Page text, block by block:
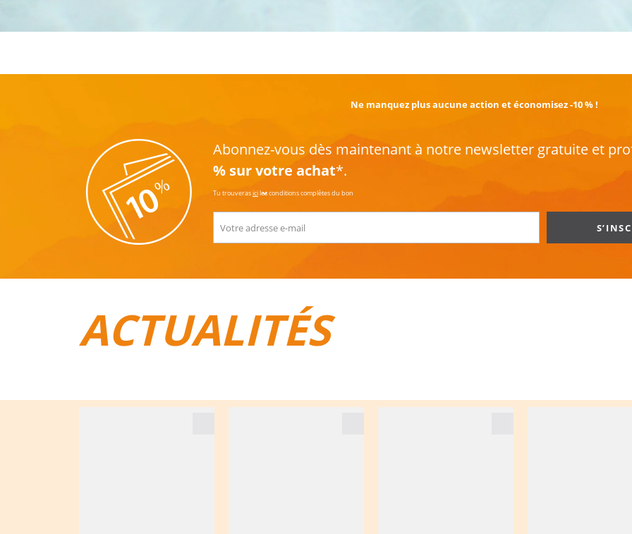
Ne manquez plus aucune action et économisez -10 % !
Abonnez-vous dès maintenant à notre newsletter gratuite et
% sur votre achat*.
Tu trouverasiciles conditions complètes du bon
ACTUALITÉS